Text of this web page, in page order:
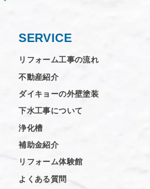
SERVICE
リフォーム工事の流れ
不動産紹介
ダイキョーの外壁塗装
下水工事について
浄化槽
補助金紹介
リフォーム体験館
よくある質問